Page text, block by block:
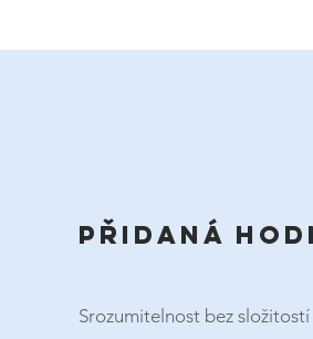
přidaná
Srozumitelnost bez složitostí